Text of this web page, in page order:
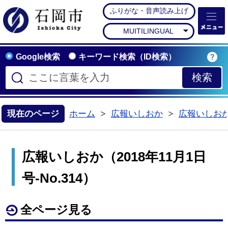
石岡市公式ホームペー
ふりがな・音声読み上げ
MUITILINGUAL
Google検索 キーワード検索（ID検索）
現在のページ ホーム
広報いしおか
広報いしお
広報いしおか（2018年11月1日
号-No.314）
全ページ見る